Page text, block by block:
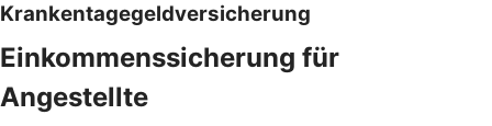
Krankentagegeldversicherung
Einkommenssicherung für
Angestellte